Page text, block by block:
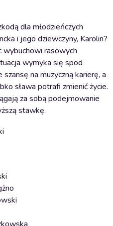
dla młodzieńczych
i jego dziewczyny, Karolin?
wybuchowi rasowych
wymyka się spod
na muzyczną karierę, a
sława potrafi zmienić życie.
za sobą podejmowanie
stawkę.